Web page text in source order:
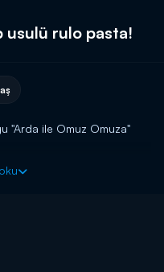
usulü rulo pasta!
"Arda ile Omuz Omuza"